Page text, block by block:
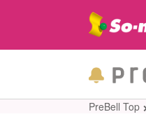
PreBell Top